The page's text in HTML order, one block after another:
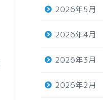
2026年5月
2026年4月
2026年3月
2026年2月